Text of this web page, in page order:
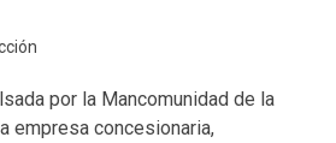
por la Mancomunidad de la
empresa concesionaria,